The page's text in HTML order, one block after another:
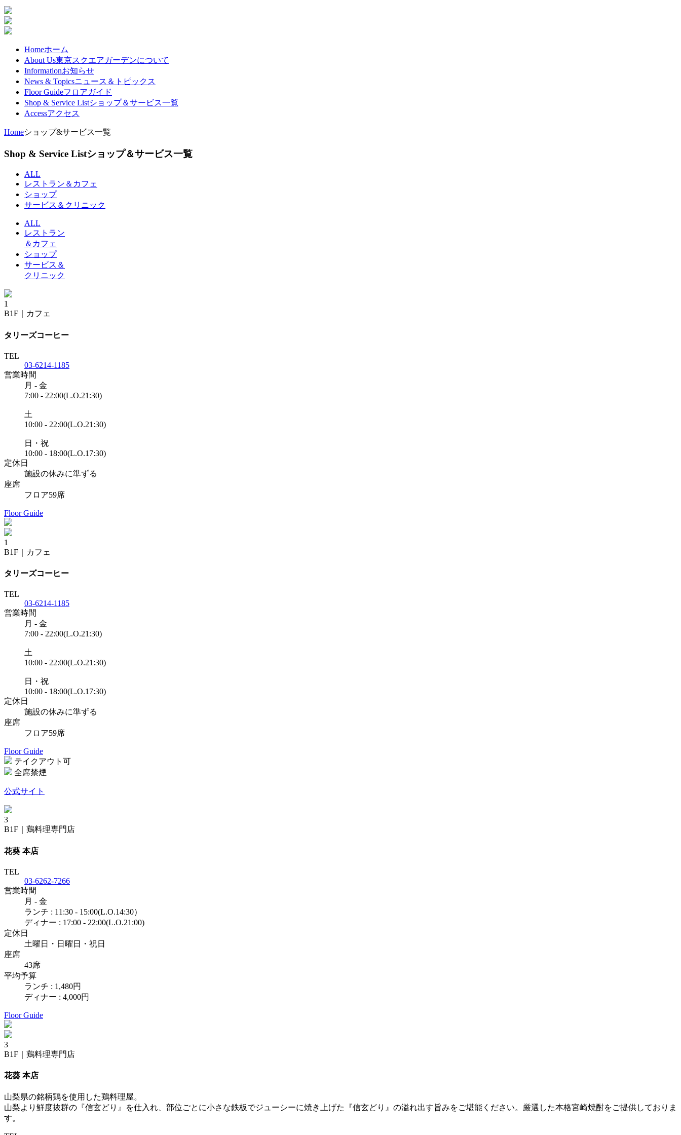
Homeホーム
About Us東京スクエアガーデンについて
Informationお知らせ
News & Topicsニュース＆トピックス
Floor Guideフロアガイド
Shop & Service Listショップ＆サービス一覧
Access​アクセス
Homeショップ&サービス一覧
Shop & Service Listショップ＆サービス一覧
ALL
レストラン＆カフェ
ショップ
サービス＆クリニック
ALL
レストラン
＆カフェ
ショップ
サービス＆
クリニック
1
B1F
カフェ
タリーズコーヒー
TEL
03-6214-1185
営業時間
月 - 金
7:00 - 22:00(L.O.21:30)
土
10:00 - 22:00(L.O.21:30)
日・祝
10:00 - 18:00(L.O.17:30)
定休日
施設の休みに準ずる
座席
フロア59席
Floor Guide
1
B1F
カフェ
タリーズコーヒー
TEL
03-6214-1185
営業時間
月 - 金
7:00 - 22:00(L.O.21:30)
土
10:00 - 22:00(L.O.21:30)
日・祝
10:00 - 18:00(L.O.17:30)
定休日
施設の休みに準ずる
座席
フロア59席
Floor Guide
テイクアウト可
全席禁煙
公式サイト
3
B1F
鶏料理専門店
花葵 本店
TEL
03-6262-7266
営業時間
月 - 金
ランチ : 11:30 - 15:00(L.O.14:30）
ディナー : 17:00 - 22:00(L.O.21:00)
定休日
土曜日・日曜日・祝日
座席
43席
平均予算
ランチ : 1,480円
ディナー : 4,000円
Floor Guide
3
B1F
鶏料理専門店
花葵 本店
山梨県の銘柄鶏を使用した鶏料理屋。
山梨より鮮度抜群の『信玄どり』を仕入れ、部位ごとに小さな鉄板でジューシーに焼き上げた『信玄どり』の溢れ出す旨みをご堪能ください。厳選した本格宮崎焼酎をご提供しておりま
す。